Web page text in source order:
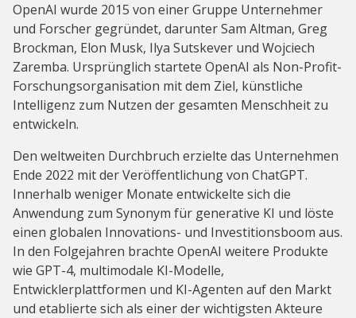
OpenAI wurde 2015 von einer Gruppe Unternehmer
und Forscher gegründet, darunter Sam Altman, Greg
Brockman, Elon Musk, Ilya Sutskever und Wojciech
Zaremba. Ursprünglich startete OpenAI als Non-Profit-
Forschungsorganisation mit dem Ziel, künstliche
Intelligenz zum Nutzen der gesamten Menschheit zu
entwickeln.
Den weltweiten Durchbruch erzielte das Unternehmen
Ende 2022 mit der Veröffentlichung von ChatGPT.
Innerhalb weniger Monate entwickelte sich die
Anwendung zum Synonym für generative KI und löste
einen globalen Innovations- und Investitionsboom aus.
In den Folgejahren brachte OpenAI weitere Produkte
wie GPT-4, multimodale KI-Modelle,
Entwicklerplattformen und KI-Agenten auf den Markt
und etablierte sich als einer der wichtigsten Akteure